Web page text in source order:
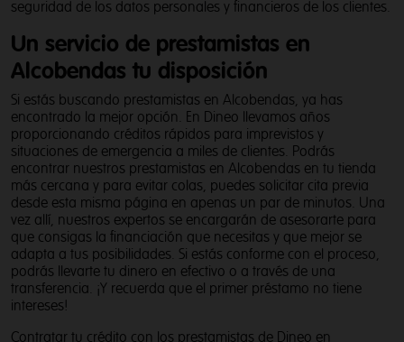
seguridad de los datos personales y financieros de los clientes.
Un servicio de prestamistas en
Alcobendas tu disposición
Si estás buscando prestamistas en Alcobendas, ya has
encontrado la mejor opción. En Dineo llevamos años
proporcionando créditos rápidos para imprevistos y
situaciones de emergencia a miles de clientes. Podrás
encontrar nuestros prestamistas en Alcobendas en tu tienda
más cercana y para evitar colas, puedes solicitar cita previa
desde esta misma página en apenas un par de minutos. Una
vez allí, nuestros expertos se encargarán de asesorarte para
que consigas la financiación que necesitas y que mejor se
adapta a tus posibilidades. Si estás conforme con el proceso,
podrás llevarte tu dinero en efectivo o a través de una
transferencia. ¡Y recuerda que el primer préstamo no tiene
intereses!
Contratar tu crédito con los prestamistas de Dineo en